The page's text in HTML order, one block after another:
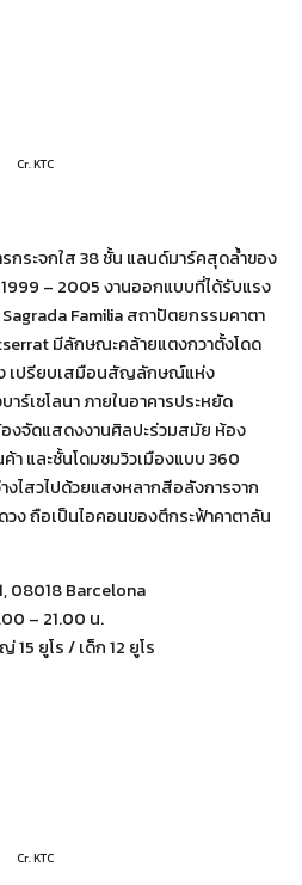
Cr. KTC
รกระจกใส 38 ชั้น แลนด์มาร์คสุดล้ำของ
1999 – 2005 งานออกแบบที่ได้รับแรง
Familia สถาปัตยกรรมคาตา
มีลักษณะคล้ายแตงกวาตั้งโดด
ง เปรียบเสมือนสัญลักษณ์แห่ง
าร์เซโลนา ภายในอาคารประหยัด
งจัดแสดงงานศิลปะร่วมสมัย ห้อง
า และชั้นโดมชมวิวเมืองแบบ 360
ไสวไปด้วยแสงหลากสีอลังการจาก
ง ถือเป็นไอคอนของตึกระฟ้าคาตาลัน
08018 Barcelona
– 21.00 น.
15 ยูโร / เด็ก 12 ยูโร
Cr. KTC